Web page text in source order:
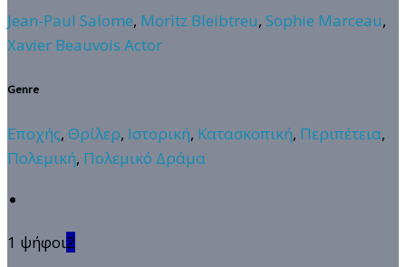
Jean-Paul Salome, Moritz Bleibtreu, Sophie Marceau,
Xavier Beauvois Actor
Genre
Εποχής, Θρίλερ, Ιστορική, Κατασκοπική, Περιπέτεια,
Πολεμική, Πολεμικό Δράμα
1 ψήφοι2